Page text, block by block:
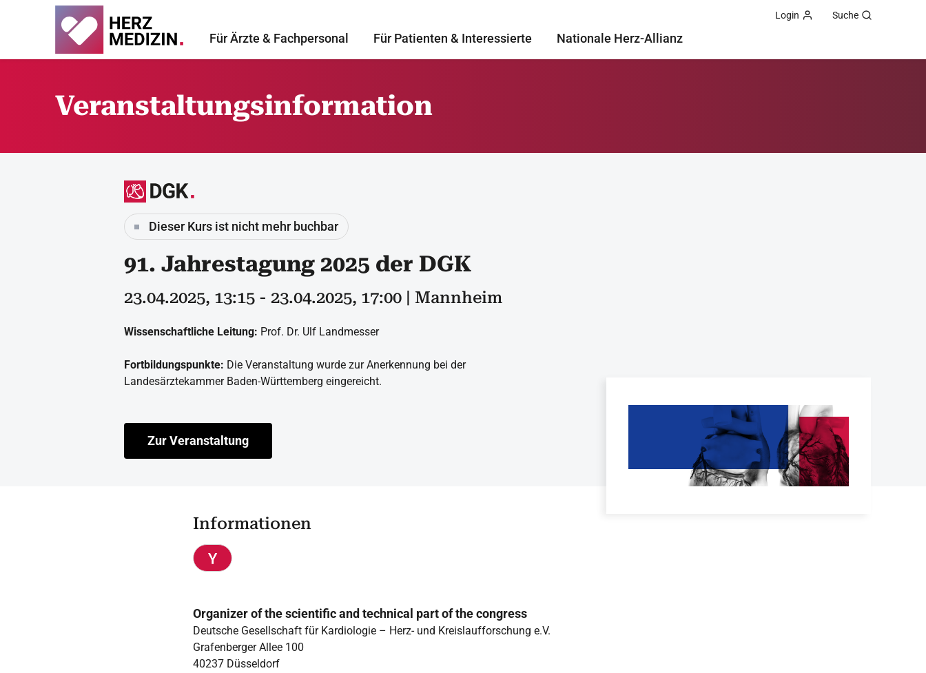
Für Ärzte & Fachpersonal Für Patienten & Interessierte Nationale Herz-Allianz
Login Suche
Veranstaltungsinformation
Dieser Kurs ist nicht mehr buchbar
91. Jahrestagung 2025 der DGK
23.04.2025, 13:15 - 23.04.2025, 17:00 | Mannheim
Wissenschaftliche Leitung: Prof. Dr. Ulf Landmesser
Fortbildungspunkte: Die Veranstaltung wurde zur Anerkennung bei der
Landesärztekammer Baden-Württemberg eingereicht.
Zur Veranstaltung
Informationen
Organizer of the scientific and technical part of the congress
Deutsche Gesellschaft für Kardiologie – Herz- und Kreislaufforschung e.V.
Grafenberger Allee 100
40237 Düsseldorf